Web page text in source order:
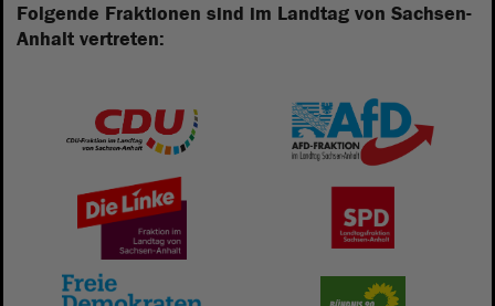
Folgende Fraktionen sind im Landtag von Sachsen-
Anhalt vertreten: